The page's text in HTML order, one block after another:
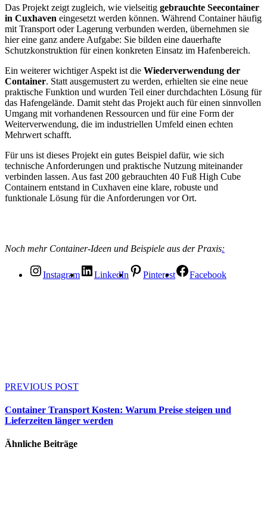
Das Projekt zeigt zugleich, wie vielseitig gebrauchte Seecontainer
in Cuxhaven eingesetzt werden können. Während Container häufig
mit Transport oder Lagerung verbunden werden, übernehmen sie
hier eine ganz andere Aufgabe: Sie bilden eine dauerhafte
Schutzkonstruktion für einen konkreten Einsatz im Hafenbereich.
Ein weiterer wichtiger Aspekt ist die Wiederverwendung der
Container. Statt ausgemustert zu werden, erhielten sie eine neue
praktische Funktion und wurden Teil einer durchdachten Lösung für
das Hafengelände. Damit steht das Projekt auch für einen sinnvollen
Umgang mit vorhandenen Ressourcen und für eine Form der
Weiterverwendung, die im industriellen Umfeld einen echten
Mehrwert schafft.
Für uns ist dieses Projekt ein gutes Beispiel dafür, wie sich
technische Anforderungen und praktische Nutzung miteinander
verbinden lassen. Aus fast 200 gebrauchten 40 Fuß High Cube
Containern entstand in Cuxhaven eine klare, robuste und
funktionale Lösung für die Anforderungen vor Ort.
Noch mehr Container-Ideen und Beispiele aus der Praxis:
Instagram LinkedIn Pinterest Facebook
PREVIOUS POST
Container Transport Kosten: Warum Preise steigen und
Lieferzeiten länger werden
Ähnliche Beiträge